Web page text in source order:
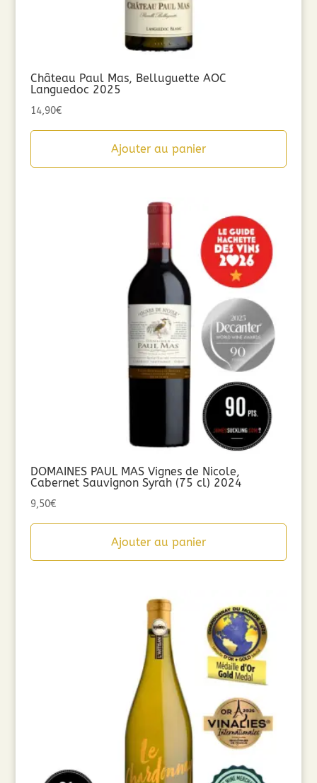
Château Paul Mas, Belluguette AOC
Languedoc 2025
14,90€
Ajouter au panier
DOMAINES PAUL MAS Vignes de Nicole,
Cabernet Sauvignon Syrah (75 cl) 2024
9,50€
Ajouter au panier